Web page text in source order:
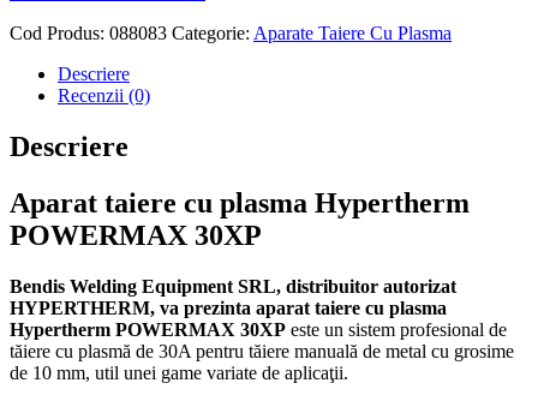
Cod Produs: 088083 Categorie: Aparate Taiere Cu Plasma
Descriere
Recenzii (0)
Descriere
Aparat taiere cu plasma Hypertherm
POWERMAX 30XP
Bendis Welding Equipment SRL, distribuitor autorizat
HYPERTHERM, va prezinta aparat taiere cu plasma
Hypertherm POWERMAX 30XP este un sistem profesional de
tăiere cu plasmă de 30A pentru tăiere manuală de metal cu grosime
de 10 mm, util unei game variate de aplicaţii.